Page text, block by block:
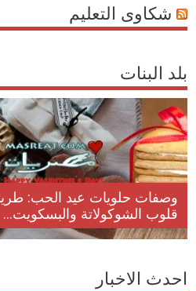
شكاوى التعليم
بلد البنات
وصفات حلويات عيد الحب:
قلوب الشوكولاتة والبسكويت...
احدث الاخبار